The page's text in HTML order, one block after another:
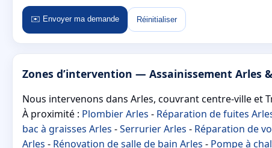
✉️ Envoyer ma demande Réinitialiser
Zones d’intervention — Assainissement Arles
Nous intervenons dans Arles, couvrant centre-ville
À proximité : Plombier Arles - Réparation de fuites
bac à graisses Arles -Serrurier Arles - Réparation de
Arles - Rénovation de salle de bain Arles - Pompe à